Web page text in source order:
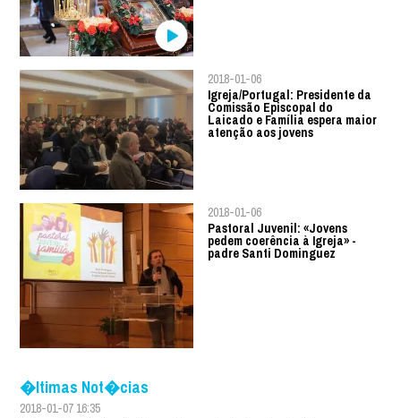
2018-01-06
Igreja/Portugal: Presidente da
Comissão Episcopal do
Laicado e Família espera maior
atenção aos jovens
2018-01-06
Pastoral Juvenil: «Jovens
pedem coerência à Igreja» -
padre Santi Dominguez
�ltimas Not�cias
2018-01-07 16:35